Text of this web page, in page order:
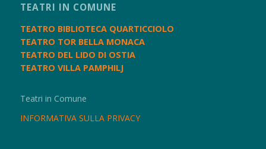
TEATRI IN COMUNE
TEATRO BIBLIOTECA QUARTICCIOLO
TEATRO TOR BELLA MONACA
TEATRO DEL LIDO DI OSTIA
TEATRO VILLA PAMPHILJ
Teatri in Comune
INFORMATIVA SULLA PRIVACY